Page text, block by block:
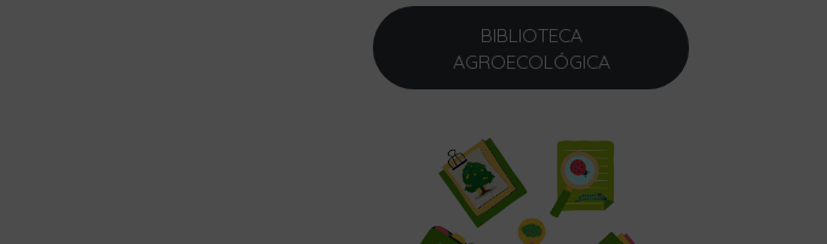
BIBLIOTECA
AGROECOLÓGICA